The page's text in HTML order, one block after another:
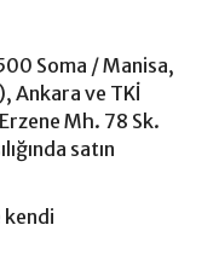
Soma / Manisa,
Ankara ve TKİ
Mh. 78 Sk.
satın
kendi